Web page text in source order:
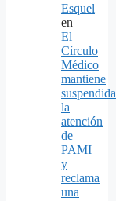
Esquel
en
El
Círculo
Médico
mantiene
suspendida
la
atención
de
PAMI
y
reclama
una